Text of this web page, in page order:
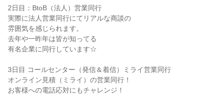
2日目：BtoB（法人）営業同行
実際に法人営業同行にてリアルな商談の
雰囲気を感じられます。
去年や一昨年は皆が知ってる
有名企業に同行しています☆
3日目 コールセンター（発信＆着信）ミライ営業同行
オンライン見積（ミライ）の営業同行！
お客様への電話応対にもチャレンジ！